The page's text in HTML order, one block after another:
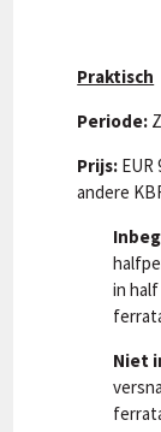
Praktisch
Periode:
Prijs: EUR
andere
in
Niet